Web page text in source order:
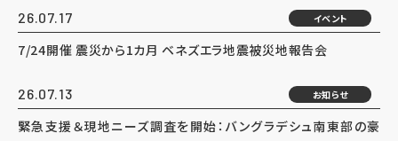
26.07.17 イベント
7/24開催 震災から1カ月 ベネズエラ地震被災地報告会
26.07.13 お知らせ
緊急支援＆現地ニーズ調査を開始：バングラデシュ南東部の豪